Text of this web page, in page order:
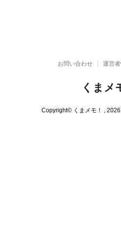
お問い合わせ 運営
くまメ
photo、trip、memo、todo、etc... 日本
Copyright© くまメモ！ ,